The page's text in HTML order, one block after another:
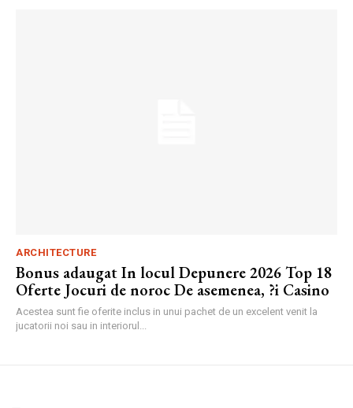
ARCHITECTURE
Bonus adaugat In locul Depunere 2026 Top 18
Oferte Jocuri de noroc De asemenea, ?i Casino
Acestea sunt fie oferite inclus in unui pachet de un excelent venit la
jucatorii noi sau in interiorul...